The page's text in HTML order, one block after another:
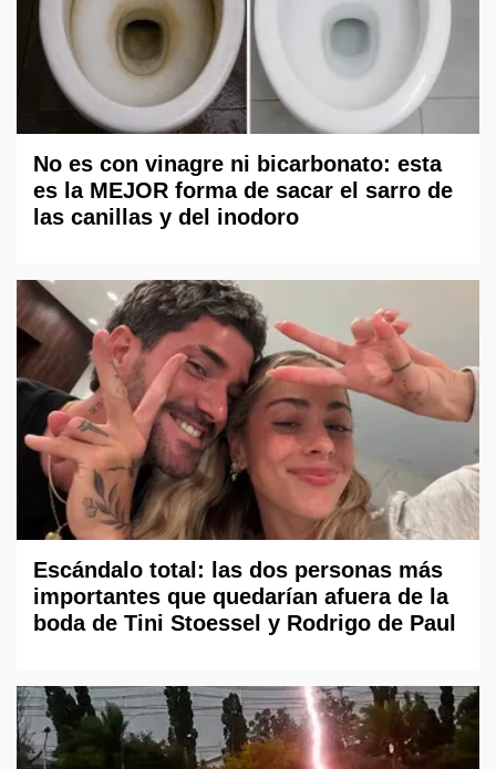
No es con vinagre ni bicarbonato: esta
es la MEJOR forma de sacar el sarro de
las canillas y del inodoro
Escándalo total: las dos personas más
importantes que quedarían afuera de la
boda de Tini Stoessel y Rodrigo de Paul